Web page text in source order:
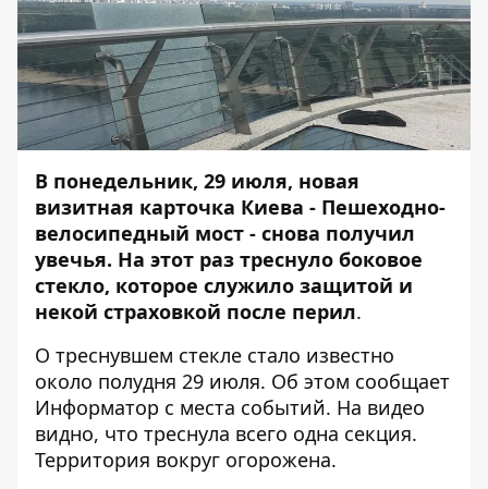
В понедельник, 29 июля, новая
визитная карточка Киева - Пешеходно-
велосипедный мост - снова получил
увечья. На этот раз треснуло боковое
стекло, которое служило защитой и
некой страховкой после перил.
О треснувшем стекле стало известно
около полудня 29 июля. Об этом сообщает
Информатор с места событий. На видео
видно, что треснула всего одна секция.
Территория вокруг огорожена.